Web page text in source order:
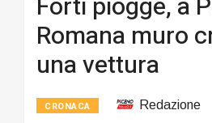
Forti piogge, a
Romana muro
una vettura
CRONACA Redazione